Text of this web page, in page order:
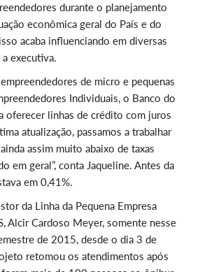
durante o planejamento
econômica geral do País e do
acaba influenciando em diversas
a executiva.
de micro e pequenas
Individuais, o Banco do
oferecer linhas de crédito com juros
atualização, passamos a trabalhar
assim muito abaixo de taxas
em geral”, conta Jaqueline. Antes da
em 0,41%.
da Linha da Pequena Empresa
Alcir Cardoso Meyer, somente nesse
de 2015, desde o dia 3 de
retomou os atendimentos após